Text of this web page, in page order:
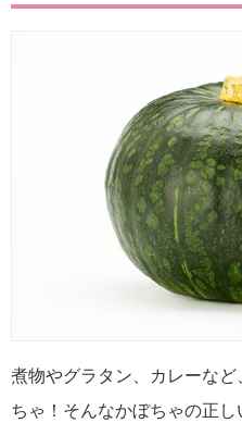
煮物やグラタン、カレーな
ちゃ！そんなかぼちゃの正